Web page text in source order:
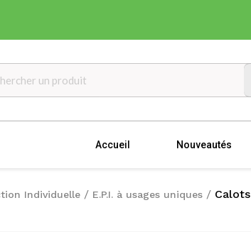
Accueil Nouveautés
Individuelle E.P.I. à usages uniques Calots